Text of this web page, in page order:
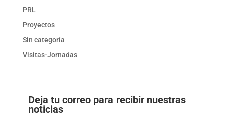
PRL
Proyectos
Sin categoría
Visitas-Jornadas
Deja tu correo para recibir nuestras
noticias